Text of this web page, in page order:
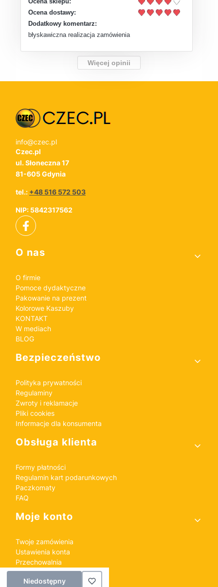
Ocena dostawy:
Dodatkowy komentarz:
błyskawiczna realizacja zamówienia
Więcej opinii
info@czec.pl
Czec.pl
ul. Słoneczna 17
81-605 Gdynia
tel.: +48 516 572 503
NIP: 5842317562
Linki w stopce
O nas
O firmie
Pomoce dydaktyczne
Pakowanie na prezent
Kolorowe Kaszuby
KONTAKT
W mediach
BLOG
Bezpieczeństwo
Polityka prywatności
Regulaminy
Zwroty i reklamacje
Pliki cookies
Informacje dla konsumenta
Obsługa klienta
Formy płatności
Regulamin kart podarunkowych
Paczkomaty
FAQ
Moje konto
Twoje zamówienia
Ustawienia konta
Przechowalnia
Niedostępny